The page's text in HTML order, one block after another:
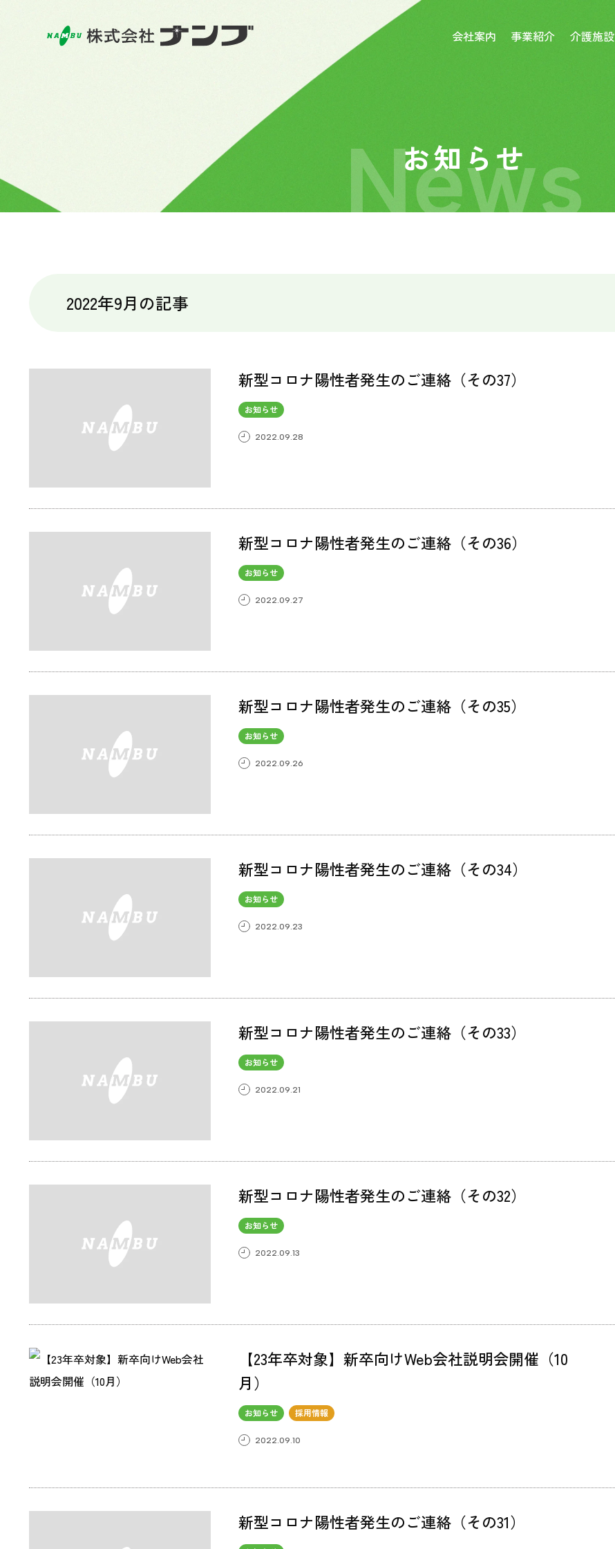
会社案内 事業紹介 介護施設
お知らせ
News
2022年9月の記事
新型コロナ陽性者発生のご連絡（その37）
お知らせ
2022.09.28
新型コロナ陽性者発生のご連絡（その36）
お知らせ
2022.09.27
新型コロナ陽性者発生のご連絡（その35）
お知らせ
2022.09.26
新型コロナ陽性者発生のご連絡（その34）
お知らせ
2022.09.23
新型コロナ陽性者発生のご連絡（その33）
お知らせ
2022.09.21
新型コロナ陽性者発生のご連絡（その32）
お知らせ
2022.09.13
【23年卒対象】新卒向けWeb会社説明会開催（10
月）
お知らせ 採用情報
2022.09.10
新型コロナ陽性者発生のご連絡（その31）